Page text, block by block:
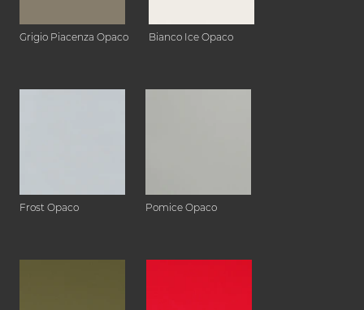
Grigio Piacenza Opaco Bianco Ice Opaco
Frost Opaco Pomice Opaco